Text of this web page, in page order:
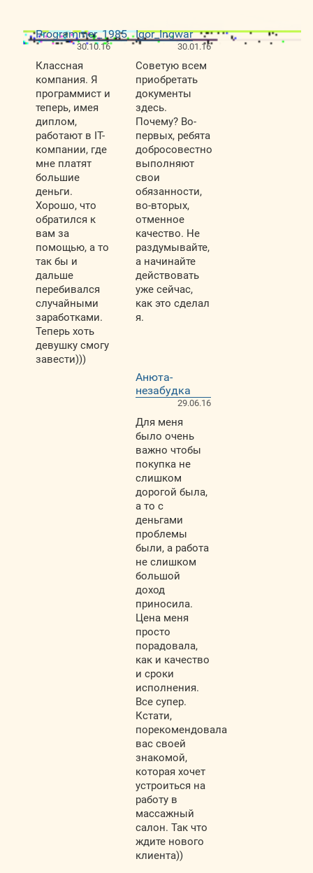
Programmer_1985
30.10.16
Классная
компания. Я
программист и
теперь, имея
диплом,
работают в IT-
компании, где
мне платят
большие
деньги.
Хорошо, что
обратился к
вам за
помощью, а то
так бы и
дальше
перебивался
случайными
заработками.
Теперь хоть
девушку смогу
завести)))
Igor_Ingwar
30.01.16
Советую всем
приобретать
документы
здесь.
Почему? Во-
первых, ребята
добросовестно
выполняют
свои
обязанности,
во-вторых,
отменное
качество. Не
раздумывайте,
а начинайте
действовать
уже сейчас,
как это сделал
я.
Анюта-
незабудка
29.06.16
Для меня
было очень
важно чтобы
покупка не
слишком
дорогой была,
а то с
деньгами
проблемы
были, а работа
не слишком
большой
доход
приносила.
Цена меня
просто
порадовала,
как и качество
и сроки
исполнения.
Все супер.
Кстати,
порекомендовала
вас своей
знакомой,
которая хочет
устроиться на
работу в
массажный
салон. Так что
ждите нового
клиента))